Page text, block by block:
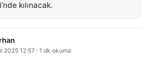
kılınacak.
2025 12:57 · 1 dk okuma